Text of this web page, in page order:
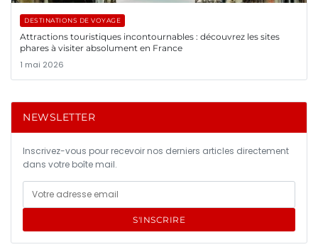
DESTINATIONS DE VOYAGE
Attractions touristiques incontournables : découvrez les sites
phares à visiter absolument en France
1 mai 2026
NEWSLETTER
Inscrivez-vous pour recevoir nos derniers articles directement
dans votre boîte mail.
S'INSCRIRE